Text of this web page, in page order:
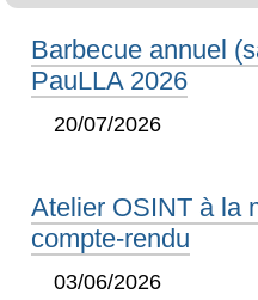
Barbecue annuel
PauLLA 2026
20/07/2026
Atelier OSINT à la
compte-rendu
03/06/2026